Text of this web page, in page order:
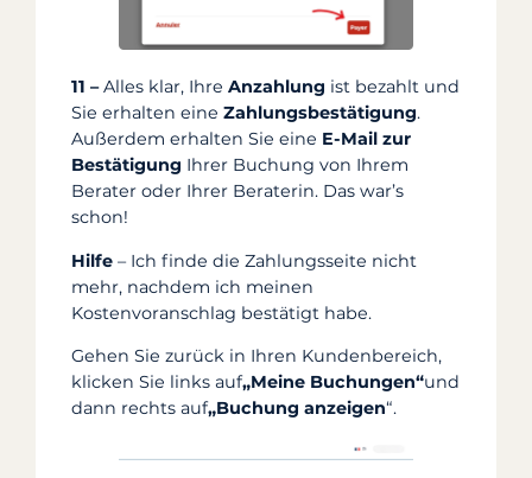
11 –Alles klar, Ihre Anzahlung ist bezahlt und
Sie erhalten eine Zahlungsbestätigung.
Außerdem erhalten Sie eine E-Mail zur
Bestätigung Ihrer Buchung von Ihrem
Berater oder Ihrer Beraterin. Das war’s
schon!
Hilfe – Ich finde die Zahlungsseite nicht
mehr, nachdem ich meinen
Kostenvoranschlag bestätigt habe.
Gehen Sie zurück in Ihren Kundenbereich,
klicken Sie links auf„Meine Buchungen“und
dann rechts auf„Buchung anzeigen“.